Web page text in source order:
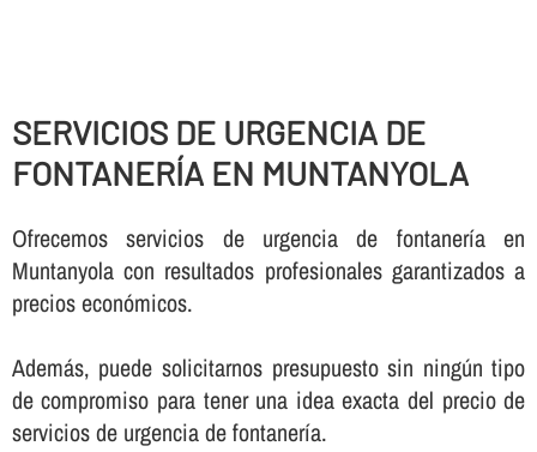
SERVICIOS DE URGENCIA DE
FONTANERÍ­A EN MUNTANYOLA
Ofrecemos servicios de urgencia de fontanerí­a en
Muntanyola con resultados profesionales garantizados a
precios económicos.
Además, puede solicitarnos presupuesto sin ningún tipo
de compromiso para tener una idea exacta del precio de
servicios de urgencia de fontanerí­a.